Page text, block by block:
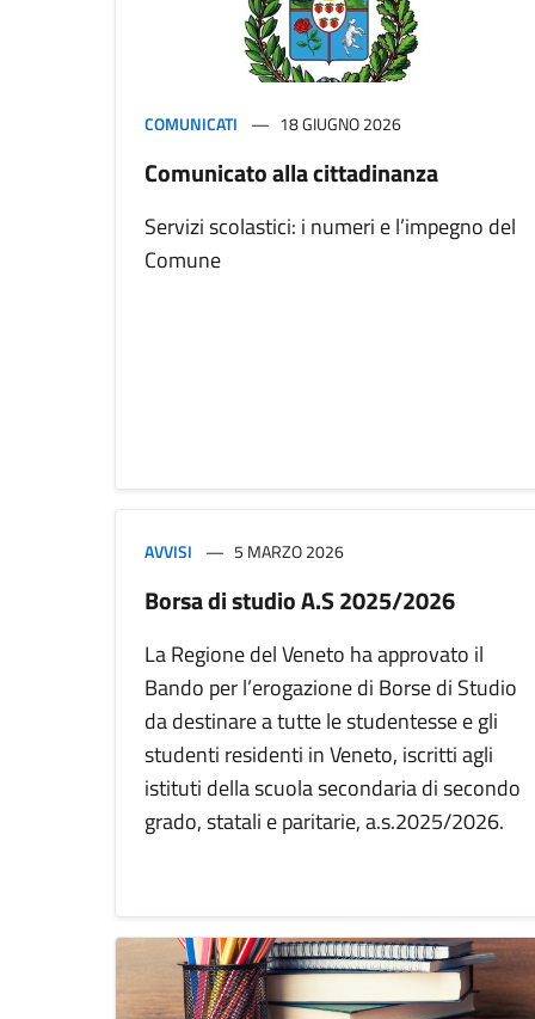
COMUNICATI 18 GIUGNO 2026
Comunicato alla cittadinanza
Servizi scolastici: i numeri e l’impegno del
Comune
AVVISI 5 MARZO 2026
Borsa di studio A.S 2025/2026
La Regione del Veneto ha approvato il
Bando per l’erogazione di Borse di Studio
da destinare a tutte le studentesse e gli
studenti residenti in Veneto, iscritti agli
istituti della scuola secondaria di secondo
grado, statali e paritarie, a.s.2025/2026.